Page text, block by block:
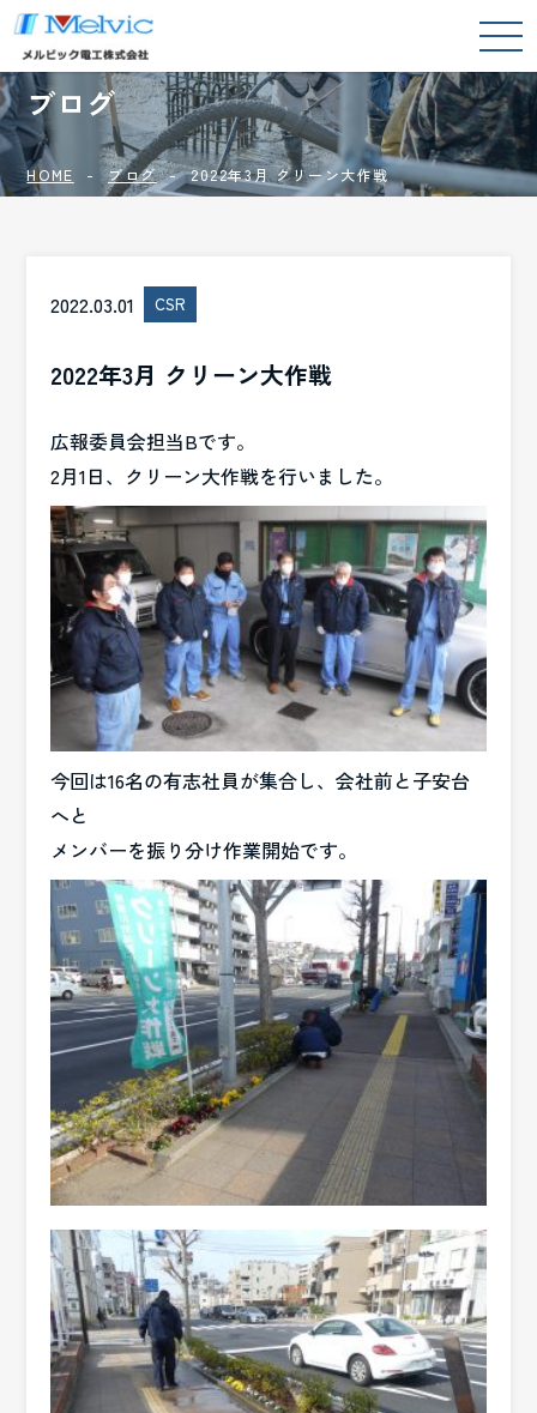
BLOG
ブログ
HOME ブログ 2022年3月 クリーン大作戦
2022.03.01 CSR
2022年3月 クリーン大作戦
広報委員会担当Bです。
2月1日、クリーン大作戦を行いました。
今回は16名の有志社員が集合し、会社前と子安台
へと
メンバーを振り分け作業開始です。